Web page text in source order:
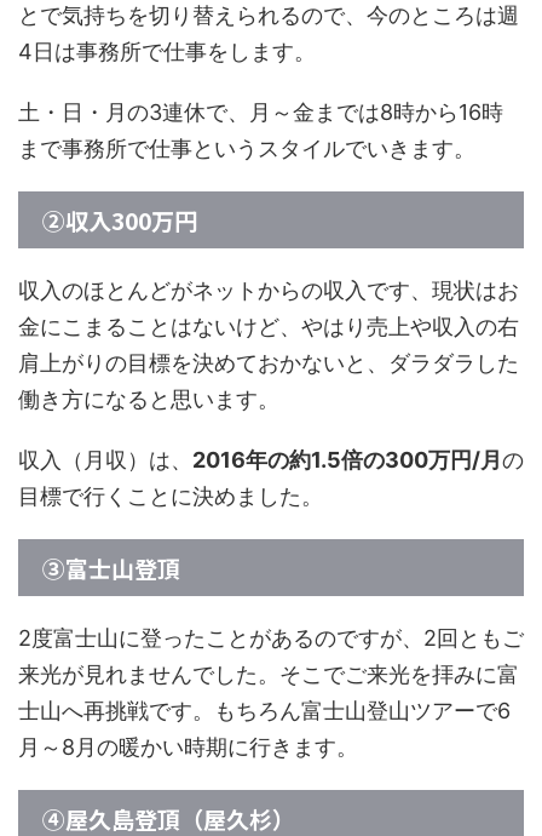
とで気持ちを切り替えられるので、今のところは週
4日は事務所で仕事をします。
土・日・月の3連休で、月～金までは8時から16時
まで事務所で仕事というスタイルでいきます。
②収入300万円
収入のほとんどがネットからの収入です、現状はお
金にこまることはないけど、やはり売上や収入の右
肩上がりの目標を決めておかないと、ダラダラした
働き方になると思います。
収入（月収）は、 2016年の約1.5倍の300万円/月の
目標で行くことに決めました。
③富士山登頂
2度富士山に登ったことがあるのですが、2回ともご
来光が見れませんでした。そこでご来光を拝みに富
士山へ再挑戦です。もちろん富士山登山ツアーで6
月～8月の暖かい時期に行きます。
④屋久島登頂（屋久杉）